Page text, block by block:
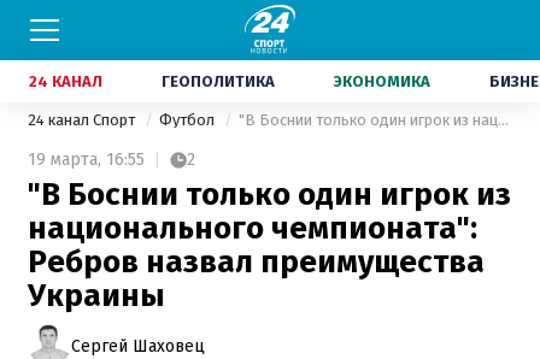
24 КАНАЛ ГЕОПОЛИТИКА ЭКОНОМИКА
24 канал Спорт Футбол "В Боснии только один игрок из национального чемпионата": Ребров назвал преимущества Украины
19 марта, 16:55 2
"В Боснии только один игрок из
национального чемпионата":
Ребров назвал преимущества
Украины
Сергей Шаховец